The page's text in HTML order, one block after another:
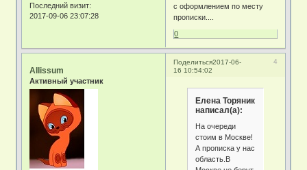
Последний визит:
2017-09-06 23:07:28
с оформлением по месту
прописки....
0
Поделиться 4
2017-06-
16 10:54:02
Allissum
Активный участник
Елена Торяник
написал(а):
На очереди
стоим в Москве!
А прописка у нас
область.В